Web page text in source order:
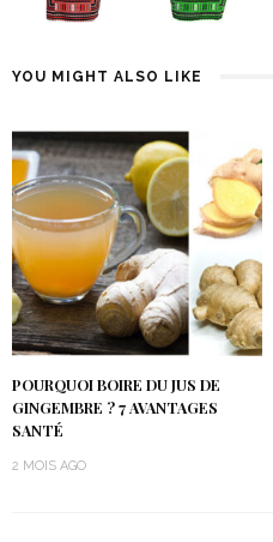
YOU MIGHT ALSO LIKE
POURQUOI BOIRE DU JUS DE
GINGEMBRE ? 7 AVANTAGES
SANTÉ
2 MOIS AGO